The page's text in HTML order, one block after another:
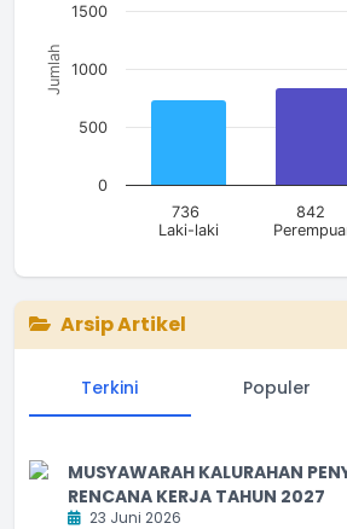
Jumlah
736
Laki-laki
842
0
500
1000
1500
Arsip Artikel
Terkini Populer
MUSYAWARAH KALURAHAN
RENCANA KERJA TAHUN 2027
23 Juni 2026